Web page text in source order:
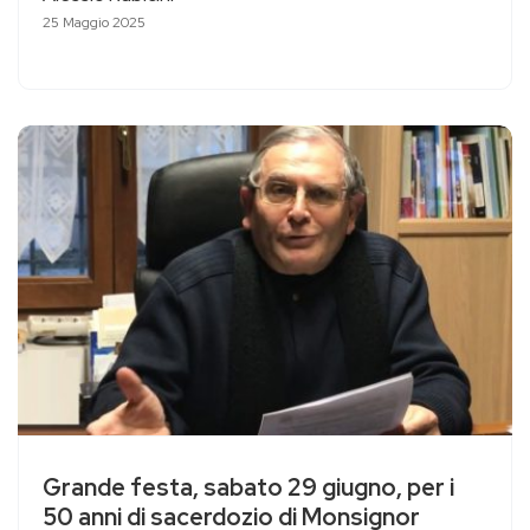
25 Maggio 2025
Grande festa, sabato 29 giugno, per i
50 anni di sacerdozio di Monsignor